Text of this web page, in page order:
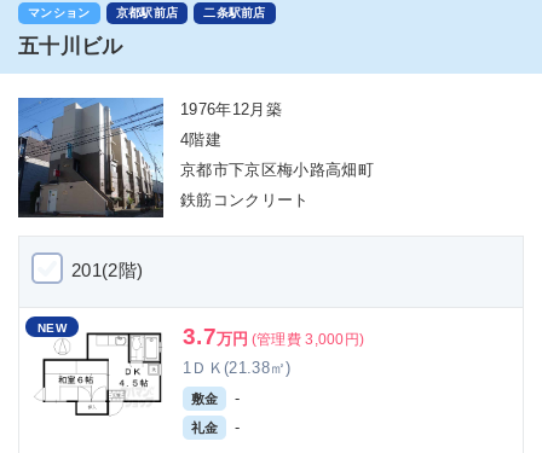
マンション 京都駅前店 二条駅前店
五十川ビル
1976年12月築
4階建
京都市下京区梅小路高畑町
鉄筋コンクリート
201(2階)
NEW 3.7万円 (管理費 3,000円)
1ＤＫ(21.38㎡)
敷金 -
礼金 -